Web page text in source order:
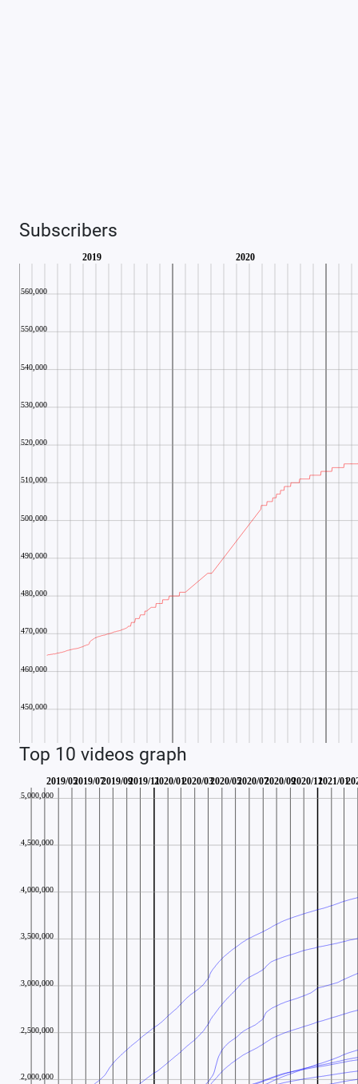
Subscribers
Top 10 videos graph